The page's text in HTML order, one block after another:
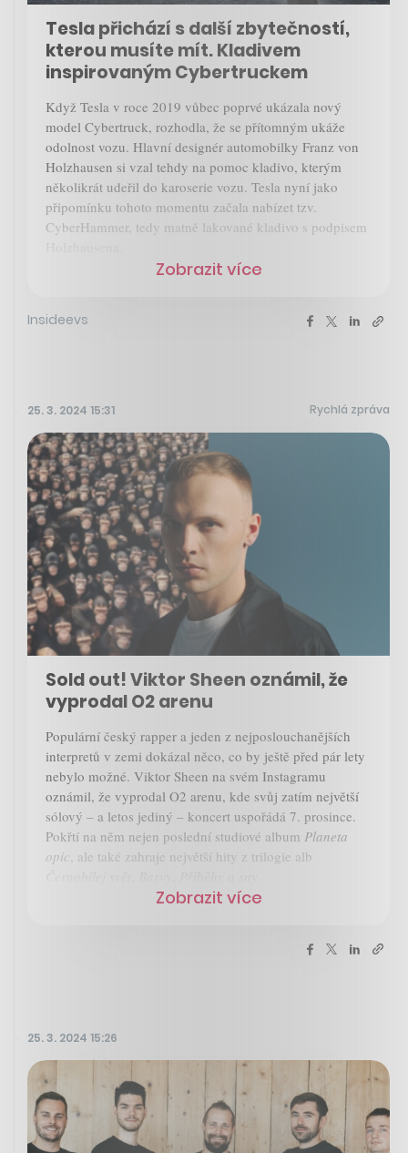
Tesla přichází s další zbytečností,
kterou musíte mít. Kladivem
inspirovaným Cybertruckem
Když Tesla v roce 2019 vůbec poprvé ukázala nový
model Cybertruck, rozhodla, že se přítomným ukáže
odolnost vozu. Hlavní designér automobilky Franz von
Holzhausen si vzal tehdy na pomoc kladivo, kterým
několikrát udeřil do karoserie vozu. Tesla nyní jako
připomínku tohoto momentu začala nabízet tzv.
CyberHammer, tedy matně lakované kladivo s podpisem
Zobrazit více
Insideevs
25. 3. 2024 15:31 Rychlá zpráva
Sold out! Viktor Sheen oznámil, že
vyprodal O2 arenu
Populární český rapper a jeden z nejposlouchanějších
interpretů v zemi dokázal něco, co by ještě před pár lety
nebylo možné. Viktor Sheen na svém Instagramu
oznámil, že vyprodal O2 arenu, kde svůj zatím největší
sólový – a letos jediný – koncert uspořádá 7. prosince.
Pokřtí na něm nejen poslední studiové album Planeta
opic , ale také zahraje největší hity z trilogie alb
Zobrazit více
25. 3. 2024 15:26